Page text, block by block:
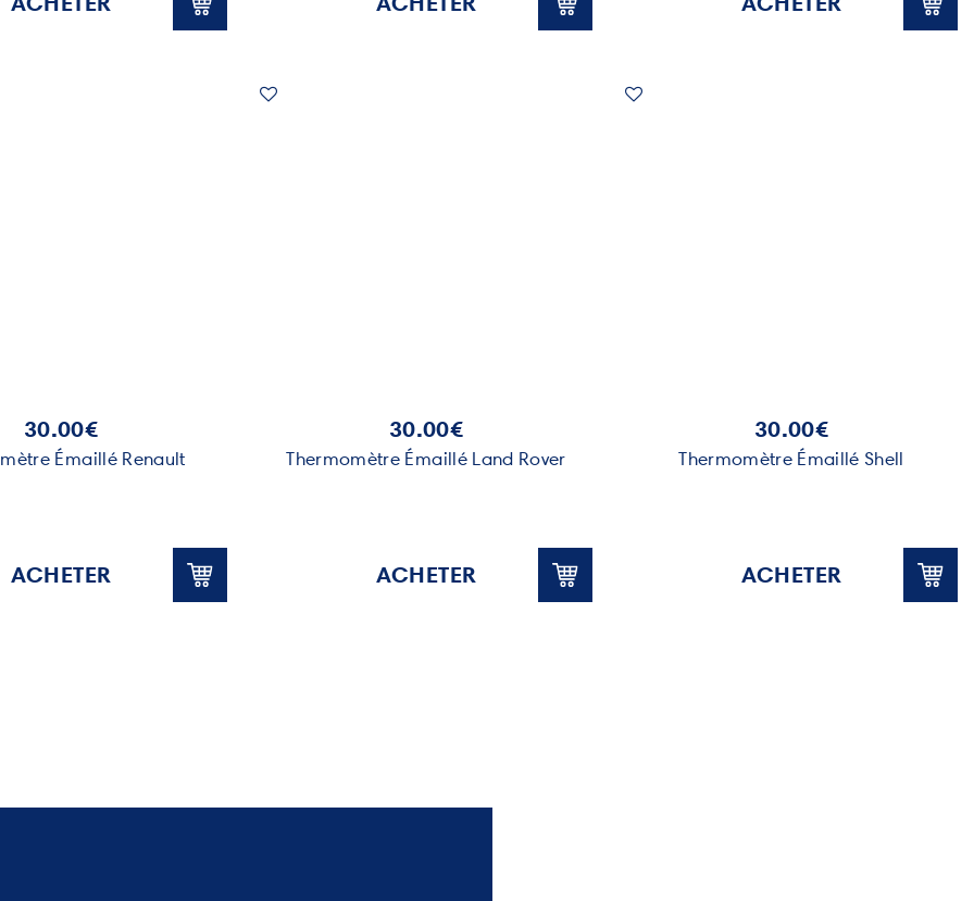
30.00€
Émaillé Renault
ACHETER
30.00€
Thermomètre Émaillé Land Rover
ACHETER
30.00€
Thermomètre Émaillé Shell
ACHETER